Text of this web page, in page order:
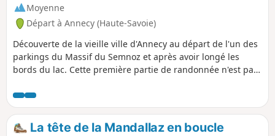
Moyenne
Départ à Annecy (Haute-Savoie)
Découverte de la vieille ville d'Annecy au départ de l'un des
parkings du Massif du Semnoz et après avoir longé les
bords du lac. Cette première partie de randonnée n'est pas
farouches, et de profiter de belles vues sur les massifs
environnants. Après une promenade le long des canaux de
la ville, retour par la forêt, plus calme, sur la crête, en
La tête de la Mandallaz en boucle